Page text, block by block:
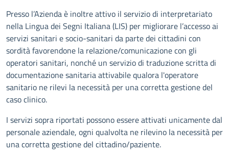
Presso l’Azienda è inoltre attivo il servizio di interpretariato
nella Lingua dei Segni Italiana (LIS) per migliorare l’accesso ai
servizi sanitari e socio-sanitari da parte dei cittadini con
sordità favorendone la relazione/comunicazione con gli
operatori sanitari, nonché un servizio di traduzione scritta di
documentazione sanitaria attivabile qualora l'operatore
sanitario ne rilevi la necessità per una corretta gestione del
caso clinico.
I servizi sopra riportati possono essere attivati unicamente dal
personale aziendale, ogni qualvolta ne rilevino la necessità per
una corretta gestione del cittadino/paziente.